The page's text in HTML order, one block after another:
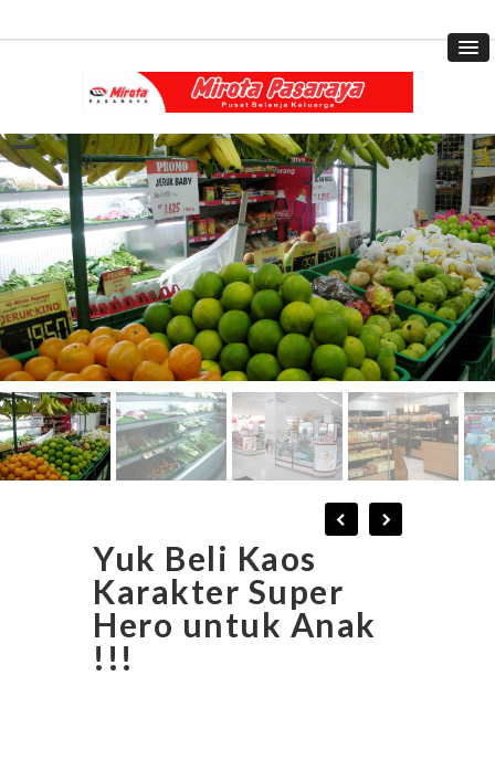
Yuk Beli Kaos
Karakter Super
Hero untuk Anak
!!!